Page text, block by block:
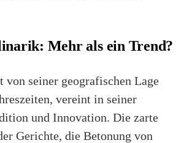
Mehr als ein Trend?
von seiner geografischen Lage
vereint in seiner
und Innovation. Die zarte
Gerichte, die Betonung von